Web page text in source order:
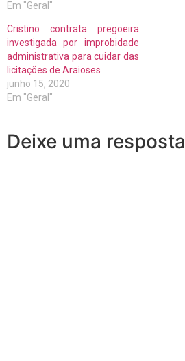
Em "Geral"
Cristino contrata pregoeira
investigada por improbidade
administrativa para cuidar das
licitações de Araioses
junho 15, 2020
Em "Geral"
Deixe uma resposta